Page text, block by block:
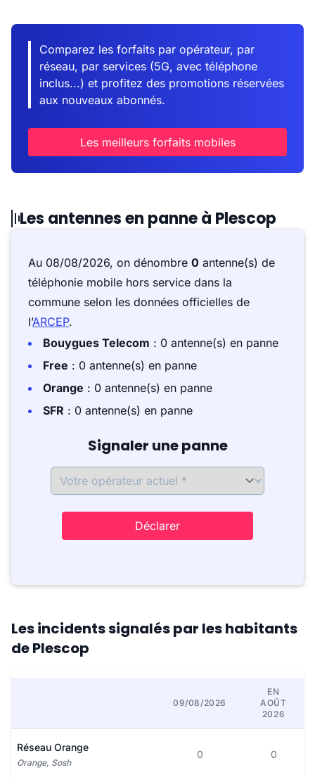
Comparez les forfaits par opérateur, par
réseau, par services (5G, avec téléphone
inclus...) et profitez des promotions réservées
aux nouveaux abonnés.
Les meilleurs forfaits mobiles
Les antennes en panne à Plescop
Au 08/08/2026, on dénombre 0 antenne(s) de
téléphonie mobile hors service dans la
commune selon les données officielles de
l’ARCEP.
Bouygues Telecom : 0 antenne(s) en panne
Free : 0 antenne(s) en panne
Orange : 0 antenne(s) en panne
SFR : 0 antenne(s) en panne
Signaler une panne
Déclarer
Les incidents signalés par les habitants
de Plescop
09/08/2026
EN
AOÛT
2026
Réseau Orange
Orange, Sosh
0 0